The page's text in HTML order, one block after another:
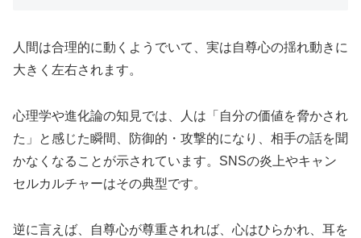
人間は合理的に動くようでいて、実は自尊心の揺れ動きに
大きく左右されます。
心理学や進化論の知見では、人は「自分の価値を脅かされ
た」と感じた瞬間、防御的・攻撃的になり、相手の話を聞
かなくなることが示されています。SNSの炎上やキャン
セルカルチャーはその典型です。
逆に言えば、自尊心が尊重されれば、心はひらかれ、耳を